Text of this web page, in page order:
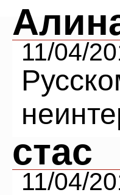
11/04/
стас
11/04/